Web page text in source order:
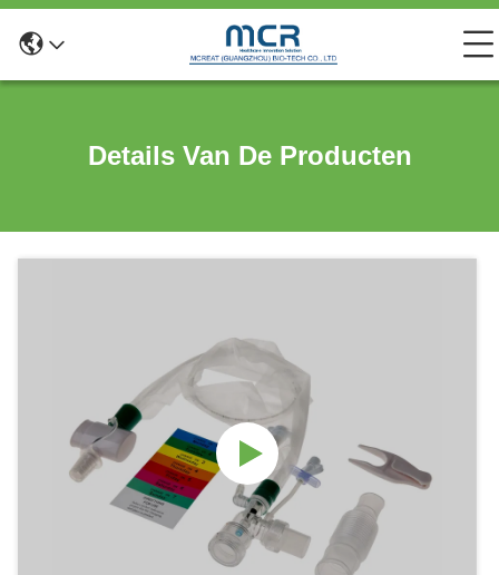
Details Van De Producten